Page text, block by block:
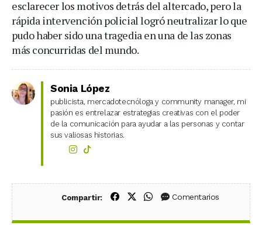
esclarecer los motivos detrás del altercado, pero la
rápida intervención policial logró neutralizar lo que
pudo haber sido una tragedia en una de las zonas
más concurridas del mundo.
Sonia López
publicista, mercadotecnóloga y community manager, mi
pasión es entrelazar estrategias creativas con el poder
de la comunicación para ayudar a las personas y contar
sus valiosas historias.
Compartir: Compartir en Facebook
Compartir en X (Twitter)
Compartir en WhatsApp
Comentarios